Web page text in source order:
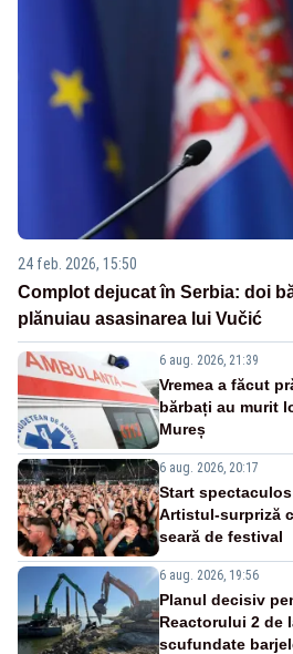
24 feb. 2026, 15:50
Complot dejucat în Serbia: doi
plănuiau asasinarea lui Vučić
6 aug. 2026, 21:39
Vremea a făcut
bărbați au murit
Mureș
6 aug. 2026, 20:17
Start spectaculos
Artistul-surpriză
seară de festival
6 aug. 2026, 19:56
Planul decisiv
Reactorului 2 de
scufundate